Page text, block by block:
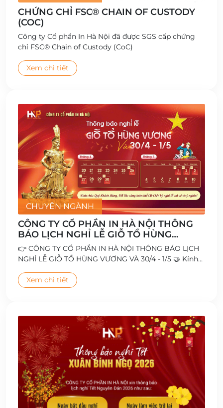
CHỨNG CHỈ FSC® CHAIN OF CUSTODY
(COC)
Công ty Cổ phần In Hà Nội đã được SGS cấp chứng
chỉ FSC® Chain of Custody (CoC)
Xem chi tiết
CHUYÊN NGÀNH
CÔNG TY CỔ PHẦN IN HÀ NỘI THÔNG
BÁO LỊCH NGHỈ LỄ GIỖ TỔ HÙNG
VƯƠNG VÀ 30/4 - 1/5
👉 CÔNG TY CỔ PHẦN IN HÀ NỘI THÔNG BÁO LỊCH
NGHỈ LỄ GIỖ TỔ HÙNG VƯƠNG VÀ 30/4 - 1/5 🤝 Kính
- Công nhân viên có kỳ nghỉ lễ vui vẻ và ý nghĩa 🥰
Xem chi tiết